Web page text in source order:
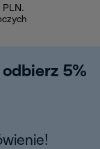
PLN.
5%